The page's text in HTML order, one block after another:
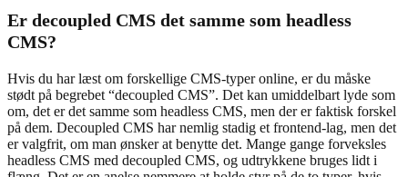
Er decoupled CMS det samme som headless
CMS?
Hvis du har læst om forskellige CMS-typer online, er du måske
stødt på begrebet “decoupled CMS”. Det kan umiddelbart lyde som
om, det er det samme som headless CMS, men der er faktisk forskel
på dem. Decoupled CMS har nemlig stadig et frontend-lag, men det
er valgfrit, om man ønsker at benytte det. Mange gange forveksles
headless CMS med decoupled CMS, og udtrykkene bruges lidt i